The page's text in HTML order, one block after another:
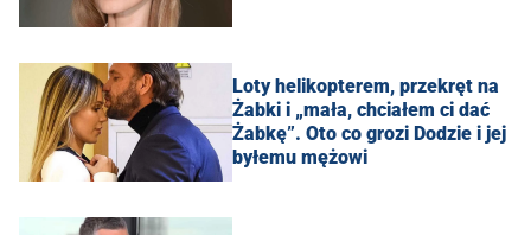
Loty helikopterem, przekręt na
Żabki i „mała, chciałem ci dać
Żabkę”. Oto co grozi Dodzie i jej
byłemu mężowi